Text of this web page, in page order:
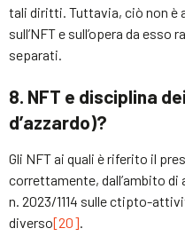
tali diritti. Tuttavia, ciò non
sull’NFT e sull’opera da
separati.
8. NFT e disciplina
d’azzardo)?
Gli NFT ai quali è riferito il
correttamente, dall’ambito di
n. 2023/1114 sulle ctipto-
diverso[20].